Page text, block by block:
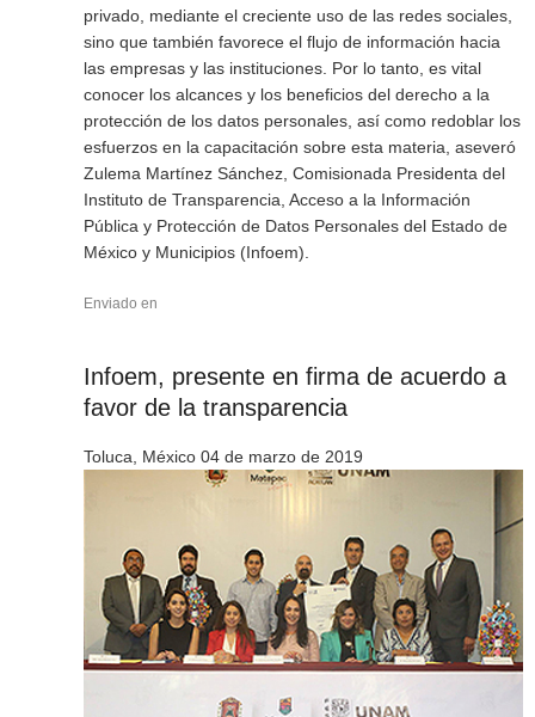
privado, mediante el creciente uso de las redes sociales,
sino que también favorece el flujo de información hacia
las empresas y las instituciones. Por lo tanto, es vital
conocer los alcances y los beneficios del derecho a la
protección de los datos personales, así como redoblar los
esfuerzos en la capacitación sobre esta materia, aseveró
Zulema Martínez Sánchez, Comisionada Presidenta del
Instituto de Transparencia, Acceso a la Información
Pública y Protección de Datos Personales del Estado de
México y Municipios (Infoem).
Enviado en
Infoem, presente en firma de acuerdo a
favor de la transparencia
Toluca, México 04 de marzo de 2019